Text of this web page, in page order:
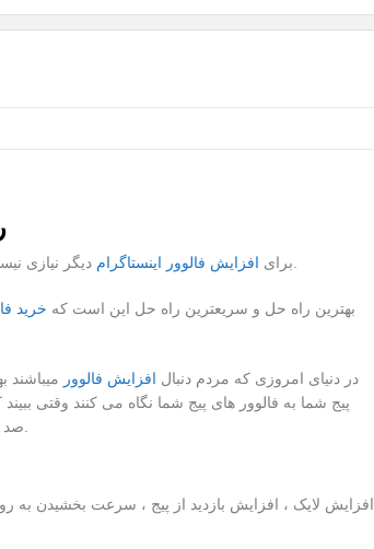
برای افزایش فالوور اینستاگرام
بهترین راه حل و سریعترین راه حل این است که خرید
در دنیای امروزی که مردم دنبال افزایش فالوور میباشند
پیج شما به فالوور های پیج شما نگاه می کنند وقتی
افزایش لایک ، افزایش بازدید از پیج ، سرعت بخشیدن به